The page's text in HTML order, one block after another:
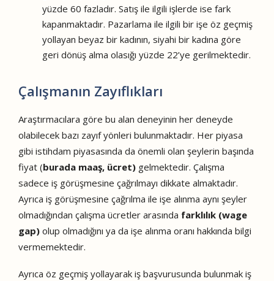
yüzde 60 fazladır. Satış ile ilgili işlerde ise fark
kapanmaktadır. Pazarlama ile ilgili bir işe öz geçmiş
yollayan beyaz bir kadının, siyahi bir kadına göre
geri dönüş alma olasığı yüzde 22’ye gerilmektedir.
Çalışmanın Zayıflıkları
Araştırmacılara göre bu alan deneyinin her deneyde
olabilecek bazı zayıf yönleri bulunmaktadır. Her piyasa
gibi istihdam piyasasında da önemli olan şeylerin başında
fiyat (burada maaş, ücret) gelmektedir. Çalışma
sadece iş görüşmesine çağrılmayı dikkate almaktadır.
Ayrıca iş görüşmesine çağrılma ile işe alınma aynı şeyler
olmadığından çalışma ücretler arasında farklılık (wage
gap) olup olmadığını ya da işe alınma oranı hakkında bilgi
vermemektedir.
Ayrıca öz geçmiş yollayarak iş başvurusunda bulunmak iş